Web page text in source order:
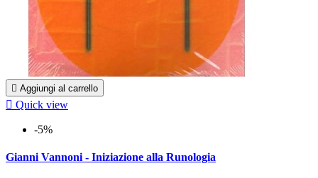
 Aggiungi al carrello
 Quick view
-5%
Gianni Vannoni - Iniziazione alla Runologia